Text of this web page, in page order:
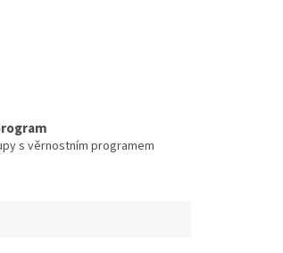
s věrnostním programem